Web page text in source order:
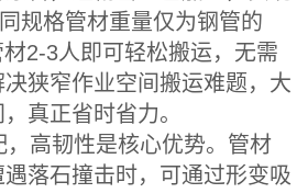
规格管材重量仅为钢管的
2-3人即可轻松搬运，无需
狭窄作业空间搬运难题，大
真正省时省力。
高韧性是核心优势。管材
落石撞击时，可通过形变吸